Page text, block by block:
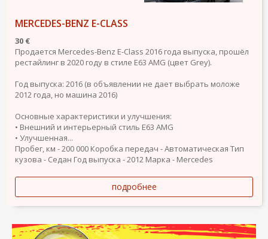
MERCEDES-BENZ E-CLASS
30 €
Продается Mercedes-Benz E-Class 2016 года выпуска, прошёл
рестайлинг в 2020 году в стиле E63 AMG (цвет Grey).
Год выпуска: 2016 (в объявлении не дает выбрать моложе
2012 года, но машина 2016)
Основные характеристики и улучшения:
• Внешний и интерьерный стиль E63 AMG
• Улучшенная...
Пробег, км - 200 000 Коробка передач - Автоматическая Тип
кузова - Седан Год выпуска - 2012 Марка - Mercedes
подробнее